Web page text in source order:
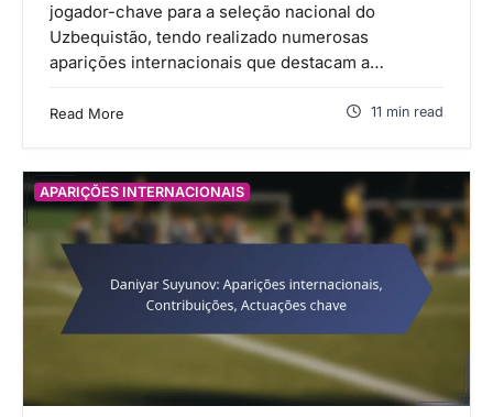
jogador-chave para a seleção nacional do
Uzbequistão, tendo realizado numerosas
aparições internacionais que destacam a…
Read More 11 min read
APARIÇÕES INTERNACIONAIS